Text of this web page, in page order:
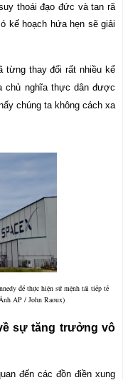
thoái đạo đức và tan rã
kế hoạch hứa hẹn sẽ giải
từng thay đổi rất nhiều kể
chủ nghĩa thực dân được
chúng ta không cách xa
để thực hiện sứ mệnh tái tiếp tế
AP / John Raoux)
sự tăng trưởng vô
đến các đồn điền xung